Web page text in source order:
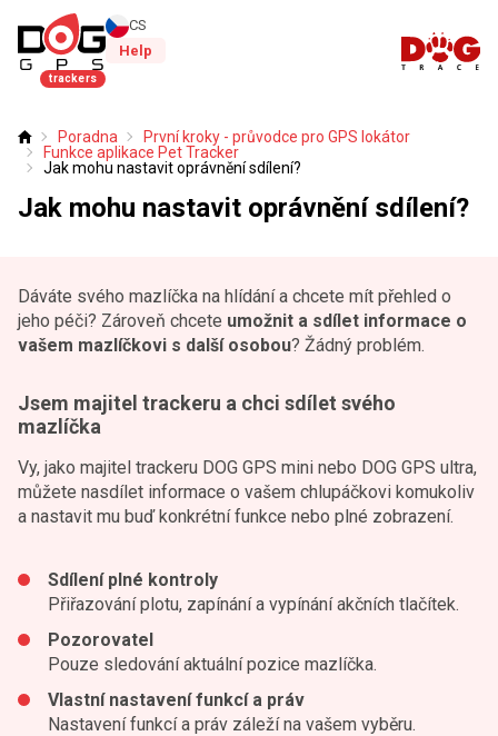
trackers
CS
Help
Úvod Poradna
První kroky - průvodce pro GPS lokátor
Funkce aplikace Pet Tracker
Jak mohu nastavit oprávnění sdílení?
Jak mohu nastavit oprávnění sdílení?
Dáváte svého mazlíčka na hlídání a chcete mít přehled o
jeho péči? Zároveň chcete umožnit a sdílet informace o
vašem mazlíčkovi s další osobou? Žádný problém.
Jsem majitel trackeru a chci sdílet svého
mazlíčka
Vy, jako majitel trackeru DOG GPS mini nebo DOG GPS ultra,
můžete nasdílet informace o vašem chlupáčkovi komukoliv
a nastavit mu buď konkrétní funkce nebo plné zobrazení.
Sdílení plné kontroly
Přiřazování plotu, zapínání a vypínání akčních tlačítek.
Pozorovatel
Pouze sledování aktuální pozice mazlíčka.
Vlastní nastavení funkcí a práv
Nastavení funkcí a práv záleží na vašem vyběru.